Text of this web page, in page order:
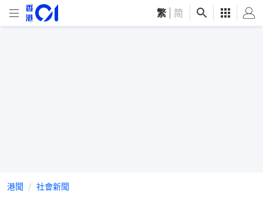
繁 简
港聞 社會新聞